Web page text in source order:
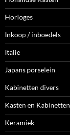
Horloges
Inkoop / inboedels
Italie
Japans porselein
Kabinetten divers
Kasten en Kabinetten
Keramiek